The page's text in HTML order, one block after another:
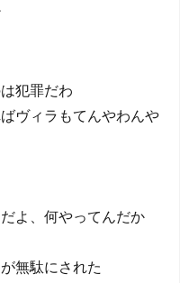
犯罪だわ
ヴィラもてんやわんや
よ、何やってんだか
無駄にされた